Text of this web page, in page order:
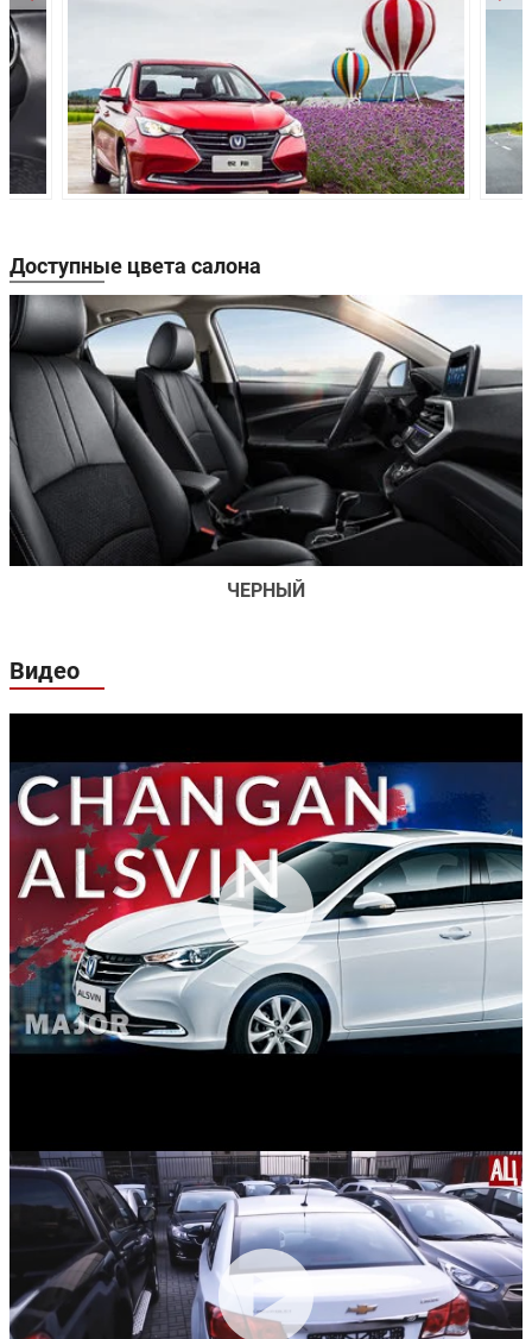
Привод:
Передняя
подвеска:
Независимая, типа McPherson, с
гидравлическими
телескопическими
амортизаторами, со
стабилизатором поперечной
устойчивости
Полузависимая с торсионной
тормоза:
Дисковые вентилируемые
Задние тормоза:
Производство: Китай
Гарантия: 5 лет
Доступные цвета салона
ЧЕРНЫЙ
Видео